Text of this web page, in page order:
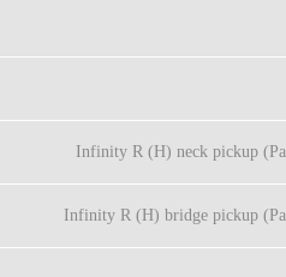
Infinity R (H) neck pickup
Infinity R (H) bridge pickup